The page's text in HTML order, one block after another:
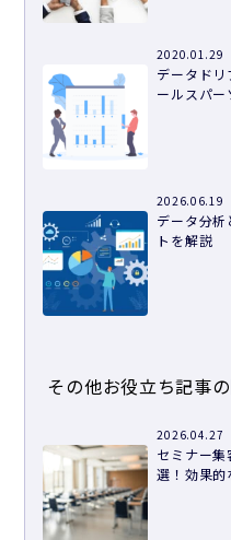
2020.01.29
データドリ
ールスパー
2026.06.19
データ分析
トを解説
その他お役立ち記事
2026.04.27
セミナー
選！効果的